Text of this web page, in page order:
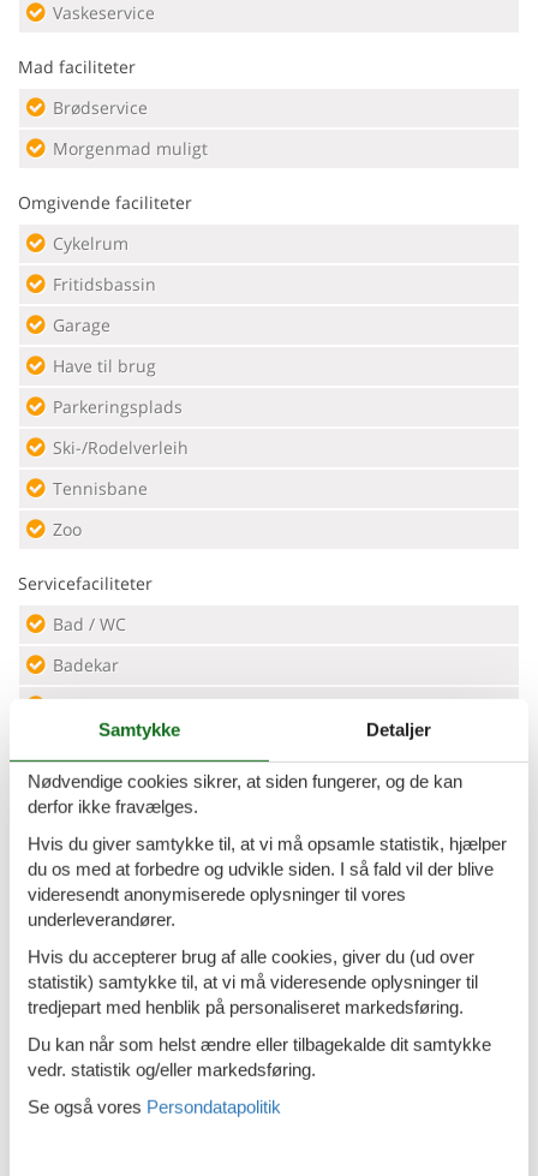
Vaskeservice
Mad faciliteter
Brødservice
Morgenmad muligt
Omgivende faciliteter
Cykelrum
Fritidsbassin
Garage
Have til brug
Parkeringsplads
Ski-/Rodelverleih
Tennisbane
Zoo
Servicefaciliteter
Bad / WC
Badekar
Balkon
Brødservice
Dyr ikke tilladt
Eisen
Emhætte
Enkeltseng
Flere soveværelser
Fransk seng
Handicapvenlig
Samtykke Detaljer
Nødvendige cookies sikrer, at siden fungerer, og de kan
derfor ikke fravælges.
Hvis du giver samtykke til, at vi må opsamle statistik, hjælper
du os med at forbedre og udvikle siden. I så fald vil der blive
videresendt anonymiserede oplysninger til vores
underleverandører.
Hvis du accepterer brug af alle cookies, giver du (ud over
statistik) samtykke til, at vi må videresende oplysninger til
tredjepart med henblik på personaliseret markedsføring.
Du kan når som helst ændre eller tilbagekalde dit samtykke
vedr. statistik og/eller markedsføring.
Se også vores Persondatapolitik